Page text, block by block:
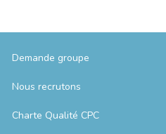
Demande groupe
Nous recrutons
Charte Qualité CPC